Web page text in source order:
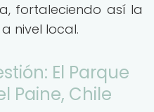
fortaleciendo así la
nivel local.
El Parque
Paine, Chile